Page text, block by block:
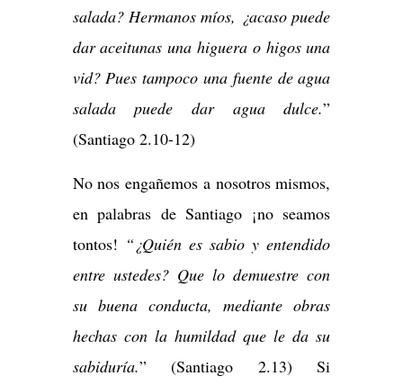
salada? Hermanos míos, ¿acaso puede
dar aceitunas una higuera o higos una
vid? Pues tampoco una fuente de agua
salada puede dar agua dulce.”
(Santiago 2.10-12)
No nos engañemos a nosotros mismos,
en palabras de Santiago ¡no seamos
tontos! “¿Quién es sabio y entendido
entre ustedes? Que lo demuestre con
su buena conducta, mediante obras
hechas con la humildad que le da su
sabiduría.” (Santiago 2.13) Si